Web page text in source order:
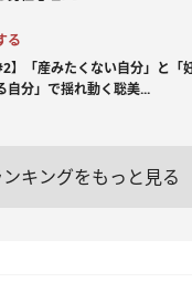
る
#2】「産みたくない自分」と「
自分」で揺れ動く聡美...
ンキングをもっと見る